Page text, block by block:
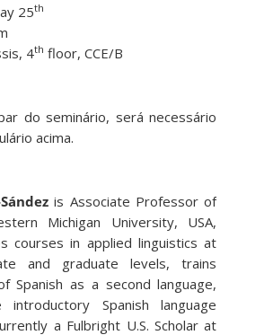
25th
4th floor, CCE/B
do seminário, será necessário
acima.
is Associate Professor of
Michigan University, USA,
courses in applied linguistics at
and graduate levels, trains
Spanish as a second language,
Spanish language
a Fulbright U.S. Scholar at